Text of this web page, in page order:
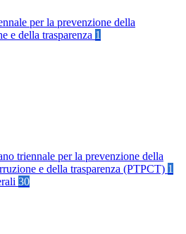
per la prevenzione della
e della trasparenza 1
triennale per la prevenzione della
e della trasparenza (PTPCT) 1
30